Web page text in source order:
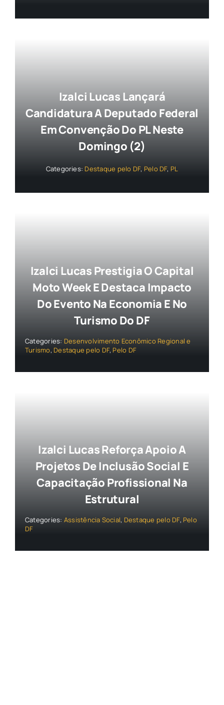
Izalci Lucas Lançará
Candidatura A Deputado Federal
Em Convenção Do PL Neste
Domingo (2)
Categories: Destaque pelo DF, Pelo DF, PL
Izalci Lucas Prestigia O Capital
Moto Week E Destaca Impacto
Do Evento Na Economia E No
Turismo Do DF
Categories: Desenvolvimento Econômico Regional e
Turismo, Destaque pelo DF, Pelo DF
Izalci Lucas Reforça Apoio A
Projetos De Inclusão Social E
Capacitação Profissional Na
Estrutural
Categories: Assistência Social, Destaque pelo DF, Pelo
DF